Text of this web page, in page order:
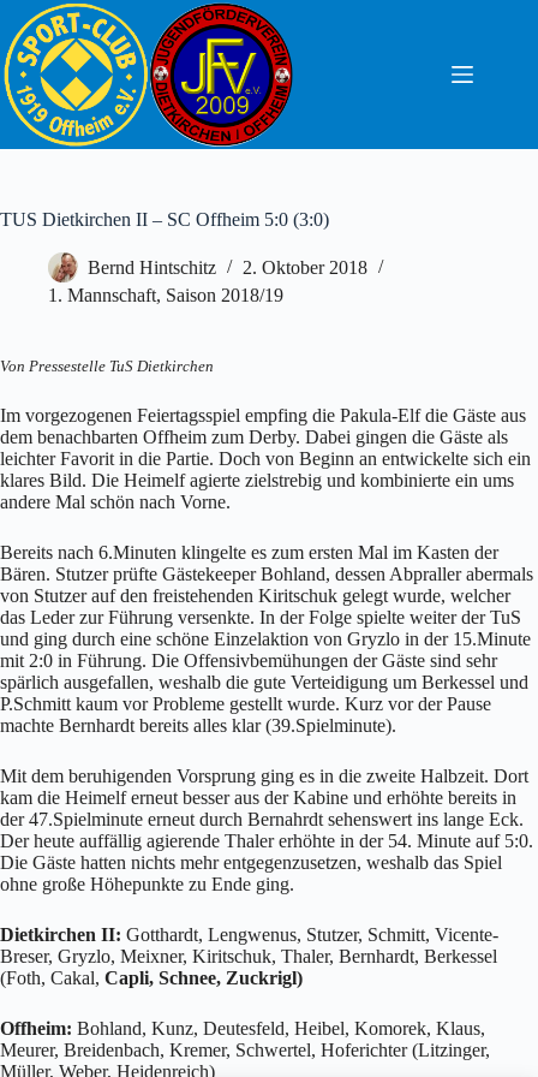
Inhalt
springen
TUS Dietkirchen II – SC Offheim 5:0 (3:0)
Bernd Hintschitz
2. Oktober 2018
1. Mannschaft, Saison 2018/19
Von Pressestelle TuS Dietkirchen
Im vorgezogenen Feiertagsspiel empfing die Pakula-Elf die Gäste aus
dem benachbarten Offheim zum Derby. Dabei gingen die Gäste als
leichter Favorit in die Partie. Doch von Beginn an entwickelte sich ein
klares Bild. Die Heimelf agierte zielstrebig und kombinierte ein ums
andere Mal schön nach Vorne.
Bereits nach 6.Minuten klingelte es zum ersten Mal im Kasten der
Bären. Stutzer prüfte Gästekeeper Bohland, dessen Abpraller abermals
von Stutzer auf den freistehenden Kiritschuk gelegt wurde, welcher
das Leder zur Führung versenkte. In der Folge spielte weiter der TuS
und ging durch eine schöne Einzelaktion von Gryzlo in der 15.Minute
mit 2:0 in Führung. Die Offensivbemühungen der Gäste sind sehr
spärlich ausgefallen, weshalb die gute Verteidigung um Berkessel und
P.Schmitt kaum vor Probleme gestellt wurde. Kurz vor der Pause
machte Bernhardt bereits alles klar (39.Spielminute).
Mit dem beruhigenden Vorsprung ging es in die zweite Halbzeit. Dort
kam die Heimelf erneut besser aus der Kabine und erhöhte bereits in
der 47.Spielminute erneut durch Bernahrdt sehenswert ins lange Eck.
Der heute auffällig agierende Thaler erhöhte in der 54. Minute auf 5:0.
Die Gäste hatten nichts mehr entgegenzusetzen, weshalb das Spiel
ohne große Höhepunkte zu Ende ging.
Dietkirchen II: Gotthardt, Lengwenus, Stutzer, Schmitt, Vicente-
Breser, Gryzlo, Meixner, Kiritschuk, Thaler, Bernhardt, Berkessel
(Foth, Cakal, Capli, Schnee, Zuckrigl)
Offheim: Bohland, Kunz, Deutesfeld, Heibel, Komorek, Klaus,
Meurer, Breidenbach, Kremer, Schwertel, Hoferichter (Litzinger,
Müller, Weber, Heidenreich)